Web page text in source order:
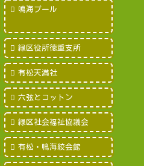
鳴海プール
緑区役所徳重支所
有松天満社
六弦とコットン
緑区社会福祉協議会
有松・鳴海絞会館